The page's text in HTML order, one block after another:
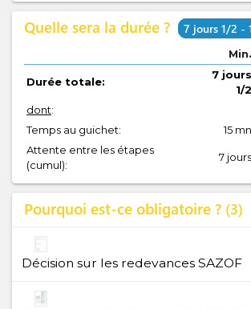
Quelle sera la durée ? 7 jours 1/2 -
Min.
Durée totale:
7 jours
1/2
dont:
Temps au guichet:
15 mn
Attente entre les étapes
(cumul):
7 jours
Pourquoi est-ce obligatoire ? 3
Décision sur les redevances SAZOF